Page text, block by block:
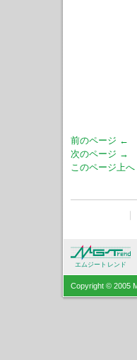
前のページ ←
次のページ →
このページ上へ
エムジートレンド
Copyright © 2005